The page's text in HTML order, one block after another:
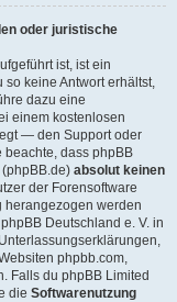
oder juristische
ist, ist ein
keine Antwort erhältst,
dazu eine
einem kostenlosen
— den Support oder
beachte, dass phpBB
absolut keinen
der Forensoftware
herangezogen werden
Deutschland e. V. in
phpbb.com,
Falls du phpBB Limited
die Softwarenutzung